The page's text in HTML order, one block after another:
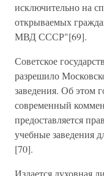
исключительно на
открываемых
МВД СССР"[69].
Советское
разрешило
заведения. Об этом
современный
предоставляется
учебные заведения
[70].
Издается духовная